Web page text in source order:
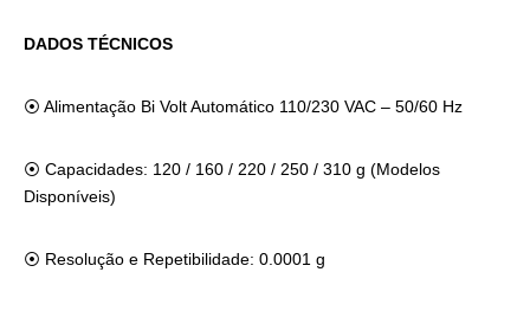
DADOS TÉCNICOS
⦿ Alimentação Bi Volt Automático 110/230 VAC – 50/60 Hz
⦿ Capacidades: 120 / 160 / 220 / 250 / 310 g (Modelos
Disponíveis)
⦿ Resolução e Repetibilidade: 0.0001 g